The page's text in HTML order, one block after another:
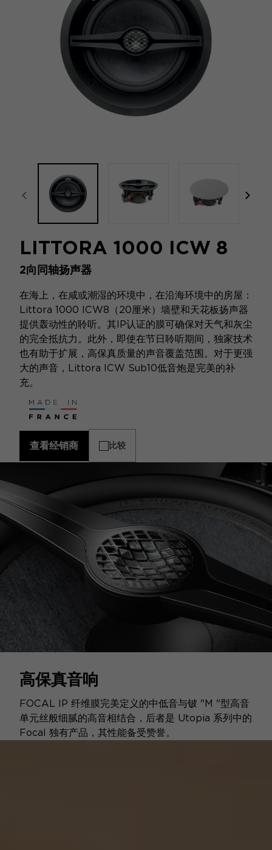
focal-naim-frontent::misc.prev_label
LITTORA 1000 ICW 8
2向同轴扬声器
在海上，在咸或潮湿的环境中，在沿海环境中的房屋：
Littora 1000 ICW8（20厘米）墙壁和天花板扬声器
提供轰动性的聆听。其IP认证的膜可确保对天气和灰尘
的完全抵抗力。此外，即使在节日聆听期间，独家技术
也有助于扩展，高保真质量的声音覆盖范围。对于更强
大的声音，Littora ICW Sub10低音炮是完美的补
充。
查看经销商 比较
高保真音响
FOCAL IP 纤维膜完美定义的中低音与铍 "M "型高音
单元丝般细腻的高音相结合，后者是 Utopia 系列中的
Focal 独有产品，其性能备受赞誉。